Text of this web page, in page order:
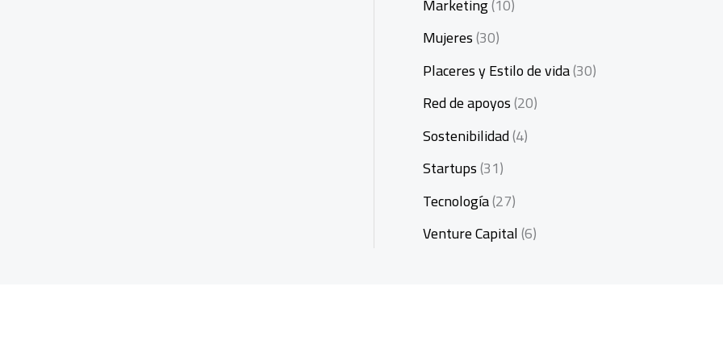
Mujeres(30)
Placeres y Estilo de vida(30)
Red de apoyos(20)
Sostenibilidad(4)
Startups(31)
Tecnología(27)
Venture Capital(6)